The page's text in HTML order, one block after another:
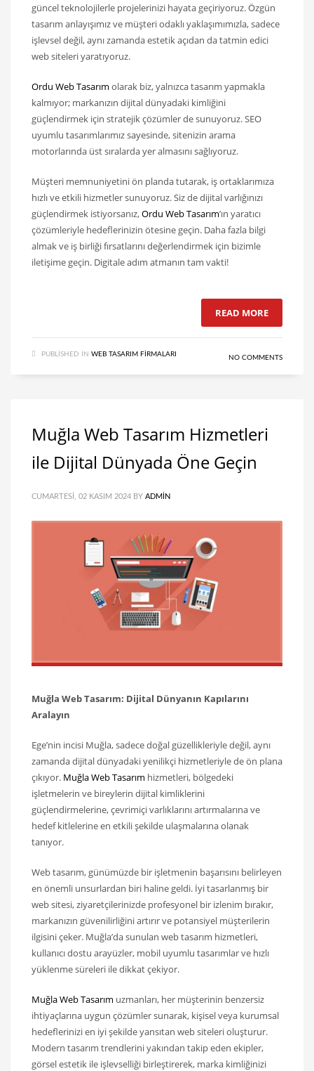
güncel teknolojilerle projelerinizi hayata geçiriyoruz. Özgün
tasarım anlayışımız ve müşteri odaklı yaklaşımımızla, sadece
işlevsel değil, aynı zamanda estetik açıdan da tatmin edici
web siteleri yaratıyoruz.
Ordu Web Tasarım olarak biz, yalnızca tasarım yapmakla
kalmıyor; markanızın dijital dünyadaki kimliğini
güçlendirmek için stratejik çözümler de sunuyoruz. SEO
uyumlu tasarımlarımız sayesinde, sitenizin arama
motorlarında üst sıralarda yer almasını sağlıyoruz.
Müşteri memnuniyetini ön planda tutarak, iş ortaklarımıza
hızlı ve etkili hizmetler sunuyoruz. Siz de dijital varlığınızı
güçlendirmek istiyorsanız,Ordu Web Tasarım’ın yaratıcı
çözümleriyle hedeflerinizin ötesine geçin. Daha fazla bilgi
almak ve iş birliği fırsatlarını değerlendirmek için bizimle
iletişime geçin. Digitale adım atmanın tam vakti!
READ MORE
PUBLISHED IN WEB TASARIM FIRMALARI NO COMMENTS
Muğla Web Tasarım Hizmetleri
ile Dijital Dünyada Öne Geçin
CUMARTESI, 02 KASIM 2024 BY ADMIN
Muğla Web Tasarım: Dijital Dünyanın Kapılarını
Aralayın
Ege’nin incisi Muğla, sadece doğal güzellikleriyle değil, aynı
zamanda dijital dünyadaki yenilikçi hizmetleriyle de ön plana
çıkıyor. Muğla Web Tasarım hizmetleri, bölgedeki
işletmelerin ve bireylerin dijital kimliklerini
güçlendirmelerine, çevrimiçi varlıklarını artırmalarına ve
hedef kitlelerine en etkili şekilde ulaşmalarına olanak
tanıyor.
Web tasarım, günümüzde bir işletmenin başarısını belirleyen
en önemli unsurlardan biri haline geldi. İyi tasarlanmış bir
web sitesi, ziyaretçilerinizde profesyonel bir izlenim bırakır,
markanızın güvenilirliğini artırır ve potansiyel müşterilerin
ilgisini çeker. Muğla’da sunulan web tasarım hizmetleri,
kullanıcı dostu arayüzler, mobil uyumlu tasarımlar ve hızlı
yüklenme süreleri ile dikkat çekiyor.
Muğla Web Tasarım uzmanları, her müşterinin benzersiz
ihtiyaçlarına uygun çözümler sunarak, kişisel veya kurumsal
hedeflerinizi en iyi şekilde yansıtan web siteleri oluşturur.
Modern tasarım trendlerini yakından takip eden ekipler,
görsel estetik ile işlevselliği birleştirerek, marka kimliğinizi